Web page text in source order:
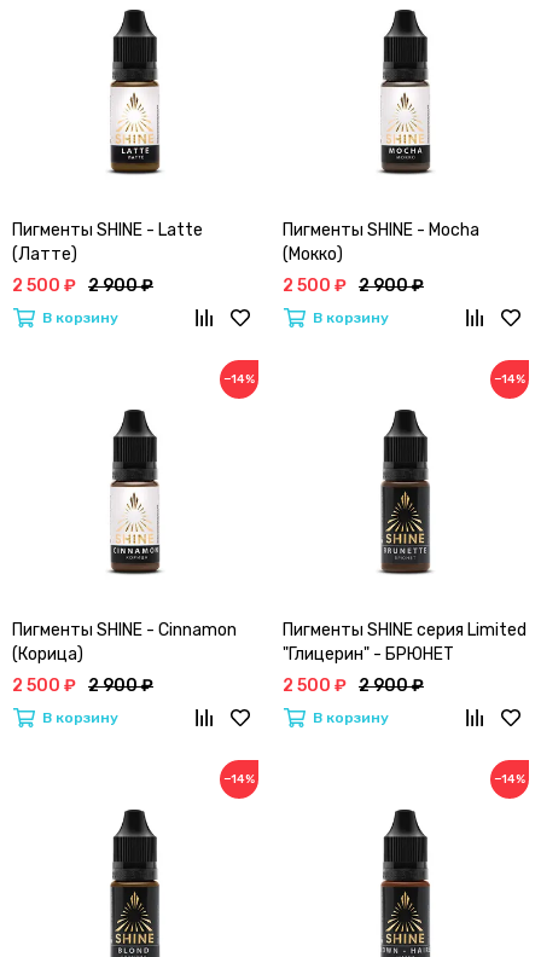
Пигменты SHINE - Latte
(Латте)
2 500 ₽ 2 900 ₽
В корзину
Пигменты SHINE - Mocha
(Мокко)
2 500 ₽ 2 900 ₽
В корзину
−14%
Пигменты SHINE - Cinnamon
(Корица)
2 500 ₽ 2 900 ₽
В корзину
−14%
Пигменты SHINE серия Limited
"Глицерин" - БРЮНЕТ
(Brunette)
2 500 ₽ 2 900 ₽
В корзину
−14% −14%